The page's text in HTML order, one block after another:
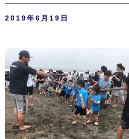
2019年6月19日